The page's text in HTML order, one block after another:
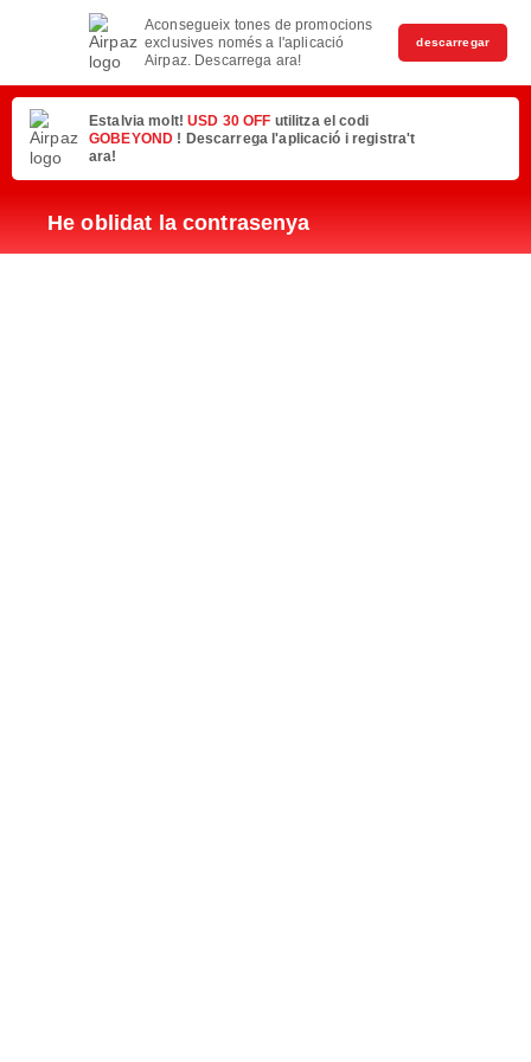
Aconsegueix tones de promocions
exclusives només a l'aplicació
Airpaz. Descarrega ara!
descarregar
Estalvia molt!USD 30 OFF utilitza el codi
GOBEYOND ! Descarrega l'aplicació i registra't
ara!
He oblidat la contrasenya